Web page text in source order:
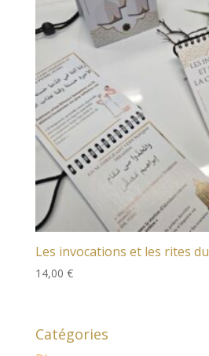
Les invocations et les rites
14,00 €
Catégories